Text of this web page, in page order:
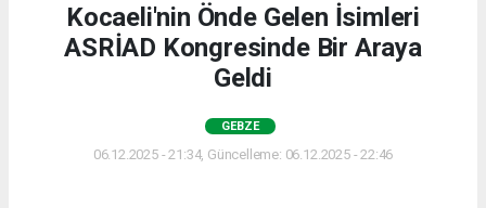
Kocaeli'nin Önde Gelen İsimleri
ASRİAD Kongresinde Bir Araya
Geldi
GEBZE
06.12.2025 - 21:34, Güncelleme: 06.12.2025 - 22:46